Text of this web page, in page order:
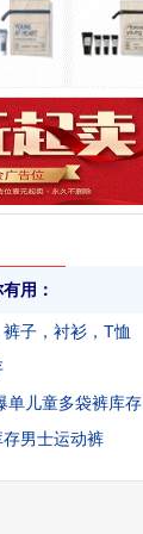
用：
子，衬衫，T恤
单儿童多袋裤库存
男士运动裤